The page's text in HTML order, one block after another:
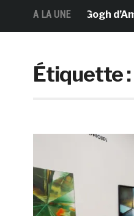
A LA UNE
musée Van Gogh
Étiquette :